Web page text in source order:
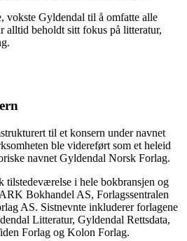
vokste Gyldendal til å omfatte alle
alltid beholdt sitt fokus på litteratur,
til et konsern under navnet
ble videreført som et heleid
navnet Gyldendal Norsk Forlag.
tilstedeværelse i hele bokbransjen og
Bokhandel AS, Forlagssentralen
AS. Sistnevnte inkluderer forlagene
Litteratur, Gyldendal Rettsdata,
Forlag og Kolon Forlag.